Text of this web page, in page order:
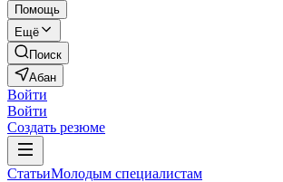
Помощь
Ещё
Поиск
Абан
Войти
Войти
Создать резюме
СтатьиМолодым специалистам